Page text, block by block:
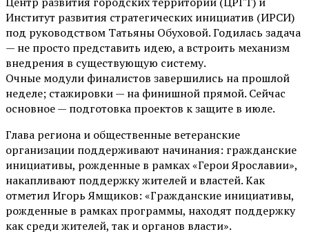
Институт развития стратегических инициатив (ИРСИ)
под руководством Татьяны Обуховой. Годилась задача
— не просто представить идею, а встроить механизм
внедрения в существующую систему.
Очные модули финалистов завершились на прошлой
неделе; стажировки — на финишной прямой. Сейчас
основное — подготовка проектов к защите в июле.
Глава региона и общественные ветеранские
организации поддерживают начинания: гражданские
инициативы, рожденные в рамках «Герои Ярославии»,
накапливают поддержку жителей и властей. Как
отметил Игорь Ямщиков: «Гражданские инициативы,
рожденные в рамках программы, находят поддержку
как среди жителей, так и органов власти».